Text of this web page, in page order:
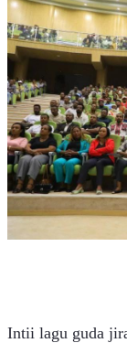
Intii lagu guda